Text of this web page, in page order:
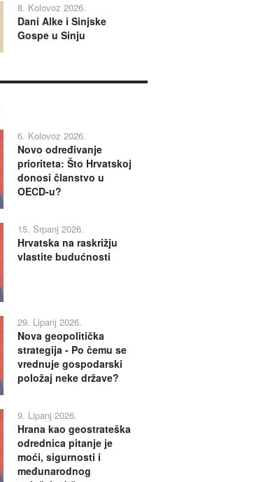
8. Kolovoz 2026.
Dani Alke i Sinjske
Gospe u Sinju
6. Kolovoz 2026.
Novo određivanje
prioriteta: Što Hrvatskoj
donosi članstvo u
OECD-u?
15. Srpanj 2026.
Hrvatska na raskrižju
vlastite budućnosti
29. Lipanj 2026.
Nova geopolitička
strategija - Po čemu se
vrednuje gospodarski
položaj neke države?
9. Lipanj 2026.
Hrana kao geostrateška
odrednica pitanje je
moći, sigurnosti i
međunarodnog